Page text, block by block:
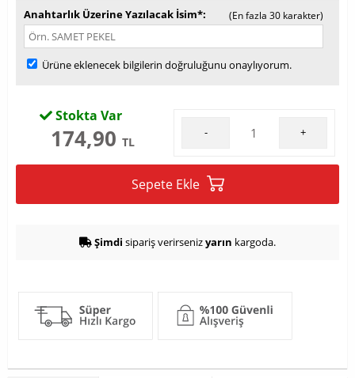
Anahtarlık Üzerine Yazılacak İsim* (En fazla 30 karakter)
Ürüne eklenecek bilgilerin doğruluğunu onaylıyorum.
Stokta Var
174,90 TL
- +
Sepete Ekle
Şimdi sipariş verirsenizyarın kargoda.